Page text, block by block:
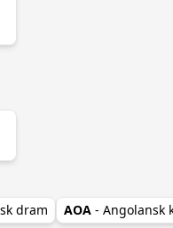
dram AOA - Angolansk